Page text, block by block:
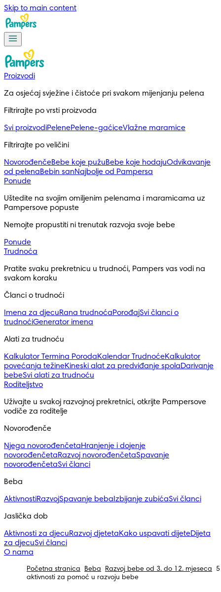
Skip to main content
Proizvodi
Za osjećaj svježine i čistoće pri svakom mijenjanju pelena
Filtrirajte po vrsti proizvoda
Svi proizvodiPelenePelene-gaćiceVlažne maramice
Filtrirajte po veličini
NovorođenčeBebe koje pužuBebe koje hodajuOdvikavanje
od pelenaBebin sanNajbolje od Pampersa
Ponude
Uštedite na svojim omiljenim pelenama i maramicama uz
Pampersove popuste
Nemojte propustiti ni trenutak razvoja svoje bebe
Ponude
Trudnoća
Pratite svaku prekretnicu u trudnoći, Pampers vas vodi na
svakom koraku
Članci o trudnoći
Imena za djecuRana trudnoćaPorođajSvi članci o
trudnoćiGenerator imena
Alati za trudnoću
Kalkulator Termina PorodaKalendar TrudnoćeKalkulator
povećanja težineKineski alat za predviđanje spolaDarivanje
bebeSvi alati za trudnoću
Roditeljstvo
Uživajte u svakoj razvojnoj prekretnici, otkrijte Pampersove
vodiče za roditelje
Novorođenče
Njega novorođenčetaHranjenje i dojenje
novorođenčetaRazvoj novorođenčetaSpavanje
novorođenčetaSvi članci
Beba
AktivnostiRazvojSpavanje beba Izbijanje zubićaSvi članci
Jaslička dob
Aktivnosti za djecuRazvoj djetetaKako uspavati dijeteDijeta
za djecuSvi članci
O nama
Početna stranica Beba Razvoj bebe od 3. do 12. mjeseca
5
aktivnosti za pomoć u razvoju bebe